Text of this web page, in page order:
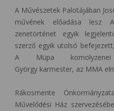
A Művészetek Palotájában
művének előadása lesz
zenetörténet egyik
szerző egyik utolsó
A Müpa
György karmester, az MMA
Rákosmente
Művelődési Ház